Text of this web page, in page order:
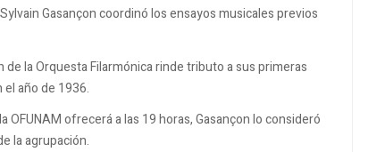
Gasançon coordinó los ensayos musicales previos
la Orquesta Filarmónica rinde tributo a sus primeras
año de 1936.
ofrecerá a las 19 horas, Gasançon lo consideró
la agrupación.